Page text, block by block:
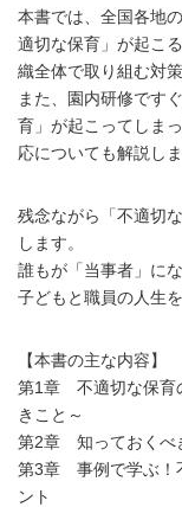
本書では、全国各地
適切な保育」が起こ
織全体で取り組む対
また、園内研修です
育」が起こってしま
応についても解説しま
残念ながら「不適切
します。
誰もが「当事者」に
子どもと職員の人生
【本書の主な内容】
第1章 不適切な保育
きこと～
第2章 知っておくべ
第3章 事例で学ぶ！
ント